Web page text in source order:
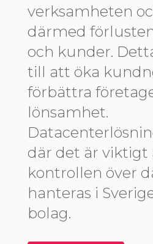
verksamheten
därmed
och kunder.
till att öka
förbättra
lönsamhet.
där det är viktigt
kontrollen över
hanteras i
bolag.